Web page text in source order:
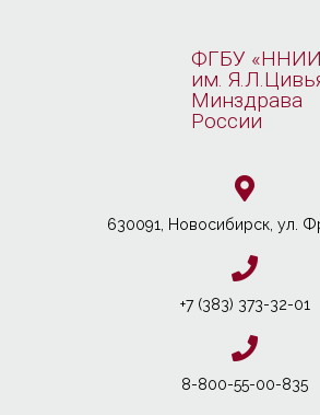
ФГБУ
им.
Минздрава
России
630091, Новосибирcк, ул.
+7 (383) 373-32-01
8-800-55-00-835